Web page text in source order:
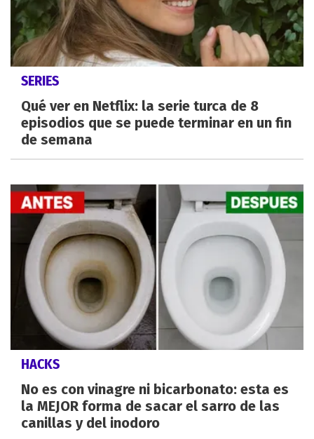
SERIES
Qué ver en Netflix: la serie turca de 8
episodios que se puede terminar en un fin
de semana
HACKS
No es con vinagre ni bicarbonato: esta es
la MEJOR forma de sacar el sarro de las
canillas y del inodoro